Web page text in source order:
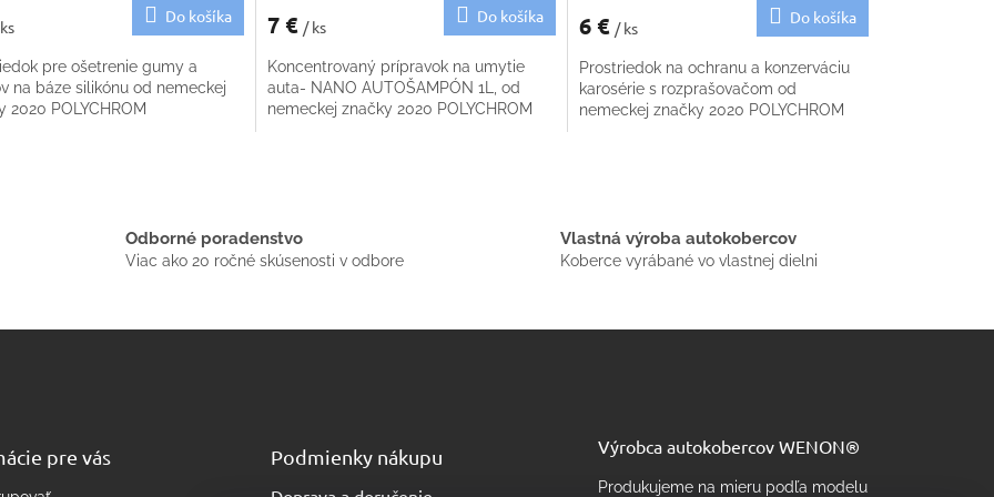
Do košíka
pre ošetrenie gumy a
na báze silikónu od nemeckej
2020 POLYCHROM
7 € / ks
Do košíka
Koncentrovaný prípravok na umytie
auta- NANO AUTOŠAMPÓN 1L, od
nemeckej značky 2020 POLYCHROM
6 € / ks
Do košíka
Prostriedok na ochranu a konzerváciu
karosérie s rozprašovačom od
nemeckej značky 2020 POLYCHROM
e
v
Odborné poradenstvo
Viac ako 20 ročné skúsenosti v odbore
Vlastná výroba autokobercov
Koberce vyrábané vo vlastnej dielni
pre vás Podmienky nákupu Výrobca autokobercov WENON®
Produkujeme na mieru podľa modelu